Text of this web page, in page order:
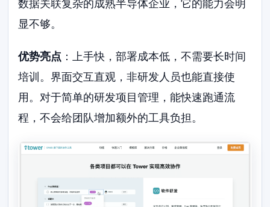
数据关联复杂的成熟半导体企业，它的能力会明
显不够。
优势亮点 ：上手快，部署成本低，不需要长时间
培训。界面交互直观，非研发人员也能直接使
用。对于简单的研发项目管理，能快速跑通流
程，不会给团队增加额外的工具负担。